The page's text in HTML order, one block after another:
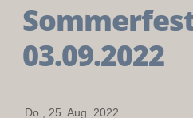
03.09.2022
Do., 25. Aug. 2022